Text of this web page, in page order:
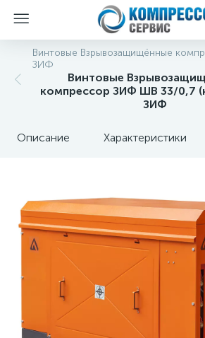
Винтовые Взрывозащищённые
ЗИФ
Винтовые
компрессор ЗИФ ШВ 33/0,7
ЗИФ
Описание Характеристики